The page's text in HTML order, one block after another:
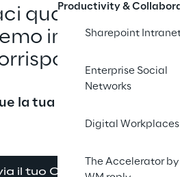
Productivity &
Sharepoint
Enterprise Social
Networks
Digital Workplaces
The Accelerator by
qualcosa di
insieme se
la tua candidatura
il tuo CV